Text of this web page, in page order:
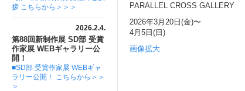
拶 こちらから＞＞＞
2026.2.4.
第88回新制作展 SD部 受賞
作家展 WEBギャラリー公
開！
■SD部 受賞作家展 WEBギャ
ラリー公開！ こちらから＞＞
＞
PARALLEL CROSS GALLERY
2026年3月20日(金)〜
4月5日(日)
画像拡大